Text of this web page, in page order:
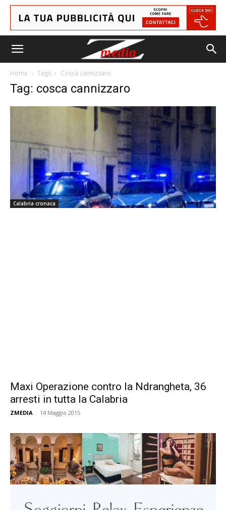
Home Tags Cosca cannizzaro
Tag: cosca cannizzaro
Calabria cronaca
Maxi Operazione contro la Ndrangheta, 36
arresti in tutta la Calabria
ZMEDIA - 14 Maggio 2015